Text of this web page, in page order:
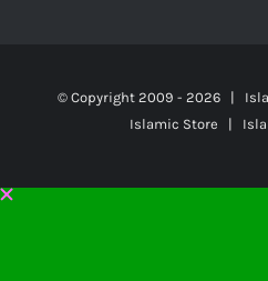
© Copyright 2009 - 2026 |
Islamic Store |